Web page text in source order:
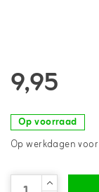
9,95
Op voorraad
Op werkdagen